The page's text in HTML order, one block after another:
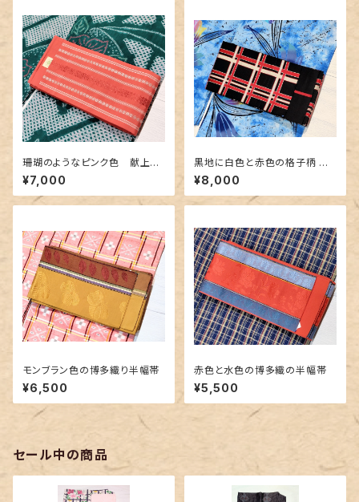
珊瑚のようなピンク色 献上柄
の博多織り半幅帯
¥7,000
黒地に白色と赤色の格子柄 博
多織りの半幅帯
¥8,000
モンブラン色の博多織り半幅帯
¥6,500
赤色と水色の博多織の半幅帯
¥5,500
セール中の商品